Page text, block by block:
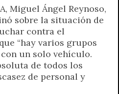
Miguel Ángel Reynoso,
sobre la situación de
contra el
“hay varios grupos
un solo vehículo.
de todos los
de personal y